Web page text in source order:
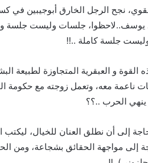
نجح الرجل الخارق أبوجيبين في
يوسف..لاحظوا، جلسات وليست جلسة
وليست جلسة كاملة ..!!
القوة و العبقرية المتجاوزة لطبيعة
ناعمة معه، وتعمل زوجته مع حكومة
ينهي الحرب ..؟؟
إلى أن نطلق العنان للخيال، ليكتب
إلى مواجهة الحقائق بشجاعة، ومن